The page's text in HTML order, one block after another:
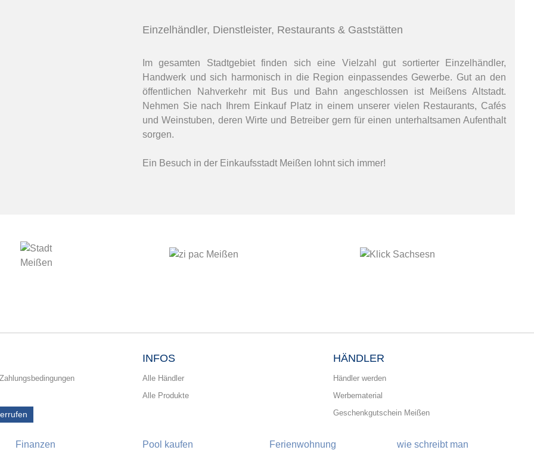
Einzelhändler, Dienstleister, Restaurants & Gaststätten
Im gesamten Stadtgebiet finden sich eine Vielzahl gut sortierter Einzelhändler,
Handwerk und sich harmonisch in die Region einpassendes Gewerbe. Gut an den
öffentlichen Nahverkehr mit Bus und Bahn angeschlossen ist Meißens Altstadt.
Nehmen Sie nach Ihrem Einkauf Platz in einem unserer vielen Restaurants, Cafés
und Weinstuben, deren Wirte und Betreiber gern für einen unterhaltsamen Aufenthalt
sorgen.
Ein Besuch in der Einkaufsstadt Meißen lohnt sich immer!
INFOS
Alle Händler
Alle Produkte
HÄNDLER
Händler werden
Werbematerial
Geschenkgutschein Meißen
Finanzen Pool kaufen Ferienwohnung wie schreibt man